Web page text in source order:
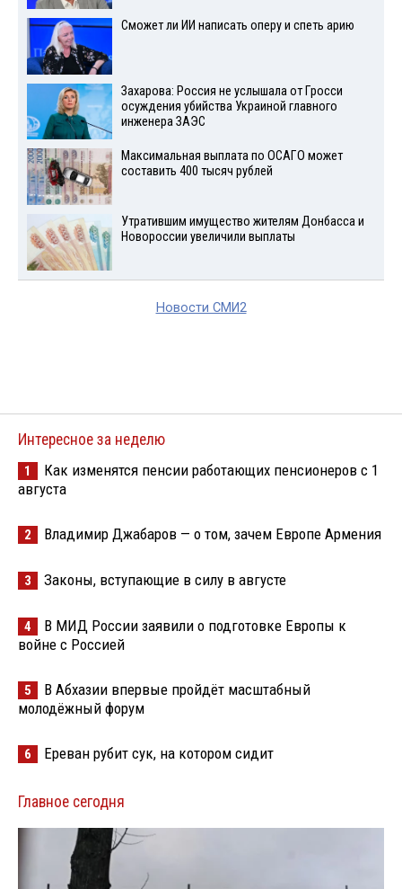
Сможет ли ИИ написать оперу и спеть арию
Захарова: Россия не услышала от Гросси
осуждения убийства Украиной главного
инженера ЗАЭС
Максимальная выплата по ОСАГО может
составить 400 тысяч рублей
Утратившим имущество жителям Донбасса и
Новороссии увеличили выплаты
Новости СМИ2
Интересное за неделю
1
Как изменятся пенсии работающих пенсионеров с 1
августа
2 Владимир Джабаров — о том, зачем Европе Армения
3 Законы, вступающие в силу в августе
4
В МИД России заявили о подготовке Европы к
войне с Россией
5
В Абхазии впервые пройдёт масштабный
молодёжный форум
6 Ереван рубит сук, на котором сидит
Главное сегодня